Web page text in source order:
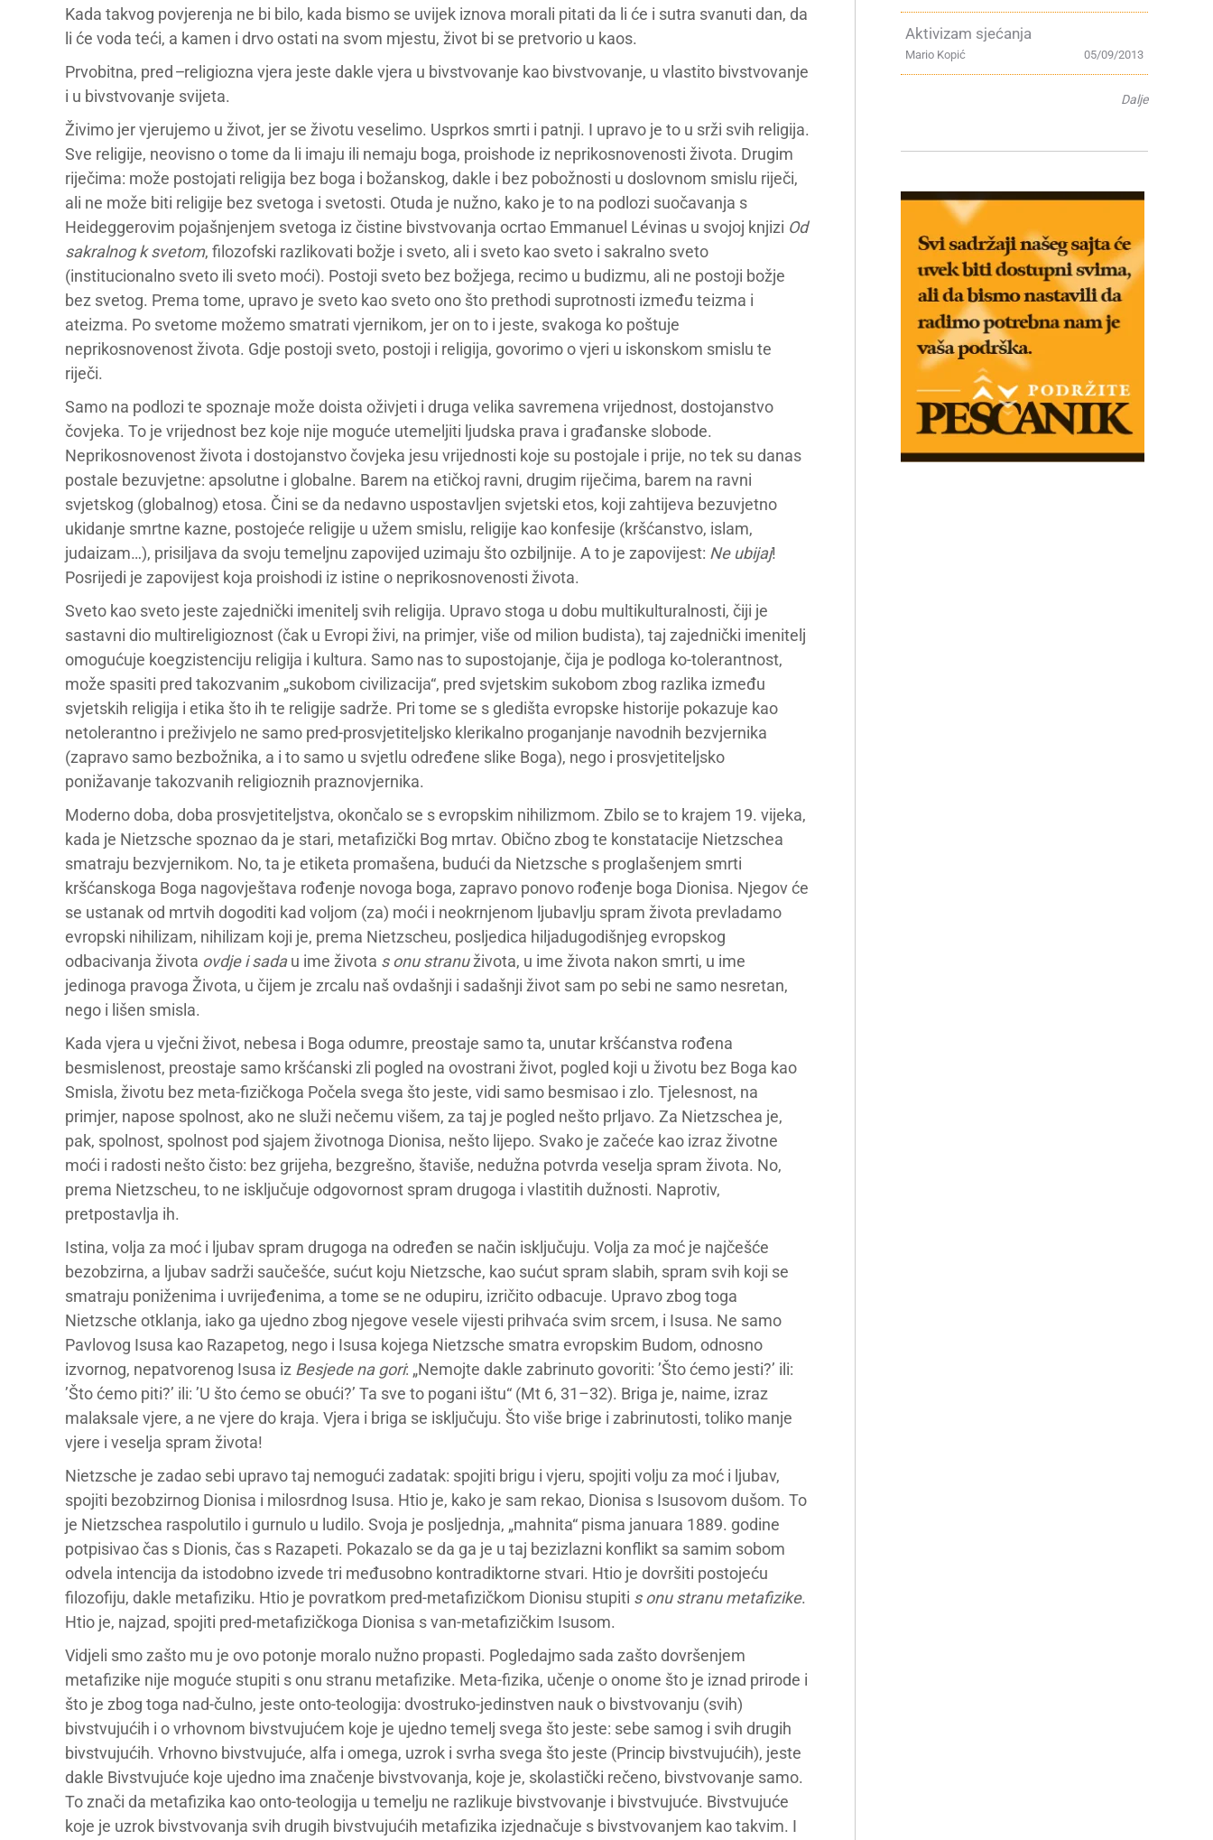
Kada takvog povjerenja ne bi bilo, kada bismo se uvijek iznova morali pitati da li će i sutra svanuti dan, da
li će voda teći, a kamen i drvo ostati na svom mjestu, život bi se pretvorio u kaos.
Prvobitna, pred –religiozna vjera jeste dakle vjera u bivstvovanje kao bivstvovanje, u vlastito bivstvovanje
i u bivstvovanje svijeta.
Živimo jer vjerujemo u život, jer se životu veselimo. Usprkos smrti i patnji. I upravo je to u srži svih religija.
Sve religije, neovisno o tome da li imaju ili nemaju boga, proishode iz neprikosnovenosti života. Drugim
riječima: može postojati religija bez boga i božanskog, dakle i bez pobožnosti u doslovnom smislu riječi,
ali ne može biti religije bez svetoga i svetosti. Otuda je nužno, kako je to na podlozi suočavanja s
Heideggerovim pojašnjenjem svetoga iz čistine bivstvovanja ocrtao Emmanuel Lévinas u svojoj knjizi Od
sakralnog k svetom, filozofski razlikovati božje i sveto, ali i sveto kao sveto i sakralno sveto
(institucionalno sveto ili sveto moći). Postoji sveto bez božjega, recimo u budizmu, ali ne postoji božje
bez svetog. Prema tome, upravo je sveto kao sveto ono što prethodi suprotnosti između teizma i
ateizma. Po svetome možemo smatrati vjernikom, jer on to i jeste, svakoga ko poštuje
neprikosnovenost života. Gdje postoji sveto, postoji i religija, govorimo o vjeri u iskonskom smislu te
riječi.
Samo na podlozi te spoznaje može doista oživjeti i druga velika savremena vrijednost, dostojanstvo
čovjeka. To je vrijednost bez koje nije moguće utemeljiti ljudska prava i građanske slobode.
Neprikosnovenost života i dostojanstvo čovjeka jesu vrijednosti koje su postojale i prije, no tek su danas
postale bezuvjetne: apsolutne i globalne. Barem na etičkoj ravni, drugim riječima, barem na ravni
svjetskog (globalnog) etosa. Čini se da nedavno uspostavljen svjetski etos, koji zahtijeva bezuvjetno
ukidanje smrtne kazne, postojeće religije u užem smislu, religije kao konfesije (kršćanstvo, islam,
judaizam…), prisiljava da svoju temeljnu zapovijed uzimaju što ozbiljnije. A to je zapovijest: Ne ubijaj!
Posrijedi je zapovijest koja proishodi iz istine o neprikosnovenosti života.
Sveto kao sveto jeste zajednički imenitelj svih religija. Upravo stoga u dobu multikulturalnosti, čiji je
sastavni dio multireligioznost (čak u Evropi živi, na primjer, više od milion budista), taj zajednički imenitelj
omogućuje koegzistenciju religija i kultura. Samo nas to supostojanje, čija je podloga ko-tolerantnost,
može spasiti pred takozvanim „sukobom civilizacija“, pred svjetskim sukobom zbog razlika između
svjetskih religija i etika što ih te religije sadrže. Pri tome se s gledišta evropske historije pokazuje kao
netolerantno i preživjelo ne samo pred-prosvjetiteljsko klerikalno proganjanje navodnih bezvjernika
(zapravo samo bezbožnika, a i to samo u svjetlu određene slike Boga), nego i prosvjetiteljsko
ponižavanje takozvanih religioznih praznovjernika.
Moderno doba, doba prosvjetiteljstva, okončalo se s evropskim nihilizmom. Zbilo se to krajem 19. vijeka,
kada je Nietzsche spoznao da je stari, metafizički Bog mrtav. Obično zbog te konstatacije Nietzschea
smatraju bezvjernikom. No, ta je etiketa promašena, budući da Nietzsche s proglašenjem smrti
kršćanskoga Boga nagovještava rođenje novoga boga, zapravo ponovo rođenje boga Dionisa. Njegov će
se ustanak od mrtvih dogoditi kad voljom (za) moći i neokrnjenom ljubavlju spram života prevladamo
evropski nihilizam, nihilizam koji je, prema Nietzscheu, posljedica hiljadugodišnjeg evropskog
odbacivanja života ovdje i sadau ime života s onu stranuživota, u ime života nakon smrti, u ime
jedinoga pravoga Života, u čijem je zrcalu naš ovdašnji i sadašnji život sam po sebi ne samo nesretan,
nego i lišen smisla.
Kada vjera u vječni život, nebesa i Boga odumre, preostaje samo ta, unutar kršćanstva rođena
besmislenost, preostaje samo kršćanski zli pogled na ovostrani život, pogled koji u životu bez Boga kao
Smisla, životu bez meta-fizičkoga Počela svega što jeste, vidi samo besmisao i zlo. Tjelesnost, na
primjer, napose spolnost, ako ne služi nečemu višem, za taj je pogled nešto prljavo. Za Nietzschea je,
pak, spolnost, spolnost pod sjajem životnoga Dionisa, nešto lijepo. Svako je začeće kao izraz životne
moći i radosti nešto čisto: bez grijeha, bezgrešno, štaviše, nedužna potvrda veselja spram života. No,
prema Nietzscheu, to ne isključuje odgovornost spram drugoga i vlastitih dužnosti. Naprotiv,
pretpostavlja ih.
Istina, volja za moć i ljubav spram drugoga na određen se način isključuju. Volja za moć je najčešće
bezobzirna, a ljubav sadrži saučešće, sućut koju Nietzsche, kao sućut spram slabih, spram svih koji se
smatraju poniženima i uvrijeđenima, a tome se ne odupiru, izričito odbacuje. Upravo zbog toga
Nietzsche otklanja, iako ga ujedno zbog njegove vesele vijesti prihvaća svim srcem, i Isusa. Ne samo
Pavlovog Isusa kao Razapetog, nego i Isusa kojega Nietzsche smatra evropskim Budom, odnosno
izvornog, nepatvorenog Isusa iz Besjede na gori: „Nemojte dakle zabrinuto govoriti: ’Što ćemo jesti?’ ili:
’Što ćemo piti?’ ili: ’U što ćemo se obući?’ Ta sve to pogani ištu“ (Mt 6, 31–32). Briga je, naime, izraz
malaksale vjere, a ne vjere do kraja. Vjera i briga se isključuju. Što više brige i zabrinutosti, toliko manje
vjere i veselja spram života!
Nietzsche je zadao sebi upravo taj nemogući zadatak: spojiti brigu i vjeru, spojiti volju za moć i ljubav,
spojiti bezobzirnog Dionisa i milosrdnog Isusa. Htio je, kako je sam rekao, Dionisa s Isusovom dušom. To
je Nietzschea raspolutilo i gurnulo u ludilo. Svoja je posljednja, „mahnita“ pisma januara 1889. godine
potpisivao čas s Dionis, čas s Razapeti. Pokazalo se da ga je u taj bezizlazni konflikt sa samim sobom
odvela intencija da istodobno izvede tri međusobno kontradiktorne stvari. Htio je dovršiti postojeću
filozofiju, dakle metafiziku. Htio je povratkom pred-metafizičkom Dionisu stupiti s onu stranu metafizike.
Htio je, najzad, spojiti pred-metafizičkoga Dionisa s van-metafizičkim Isusom.
Vidjeli smo zašto mu je ovo potonje moralo nužno propasti. Pogledajmo sada zašto dovršenjem
metafizike nije moguće stupiti s onu stranu metafizike. Meta-fizika, učenje o onome što je iznad prirode i
što je zbog toga nad-čulno, jeste onto-teologija: dvostruko-jedinstven nauk o bivstvovanju (svih)
bivstvujućih i o vrhovnom bivstvujućem koje je ujedno temelj svega što jeste: sebe samog i svih drugih
bivstvujućih. Vrhovno bivstvujuće, alfa i omega, uzrok i svrha svega što jeste (Princip bivstvujućih), jeste
dakle Bivstvujuće koje ujedno ima značenje bivstvovanja, koje je, skolastički rečeno, bivstvovanje samo.
To znači da metafizika kao onto-teologija u temelju ne razlikuje bivstvovanje i bivstvujuće. Bivstvujuće
koje je uzrok bivstvovanja svih drugih bivstvujućih metafizika izjednačuje s bivstvovanjem kao takvim. I
Aktivizam sjećanja
05/09/2013
Mario Kopić
Dalje